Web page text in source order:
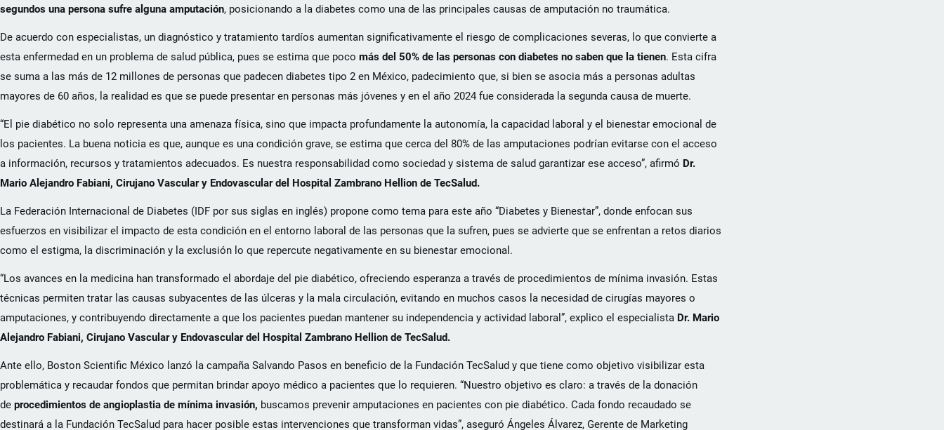
segundos una persona sufre alguna amputación, posicionando a la diabetes como una de las principales causas de amputación no traumática.
De acuerdo con especialistas, un diagnóstico y tratamiento tardíos aumentan significativamente el riesgo de complicaciones severas, lo que convierte a
esta enfermedad en un problema de salud pública, pues se estima que poco más del 50% de las personas con diabetes no saben que la tienen. Esta cifra
se suma a las más de 12 millones de personas que padecen diabetes tipo 2 en México, padecimiento que, si bien se asocia más a personas adultas
mayores de 60 años, la realidad es que se puede presentar en personas más jóvenes y en el año 2024 fue considerada la segunda causa de muerte.
“El pie diabético no solo representa una amenaza física, sino que impacta profundamente la autonomía, la capacidad laboral y el bienestar emocional de
los pacientes. La buena noticia es que, aunque es una condición grave, se estima que cerca del 80% de las amputaciones podrían evitarse con el acceso
a información, recursos y tratamientos adecuados. Es nuestra responsabilidad como sociedad y sistema de salud garantizar ese acceso”, afirmó Dr.
Mario Alejandro Fabiani, Cirujano Vascular y Endovascular del Hospital Zambrano Hellion de TecSalud.
La Federación Internacional de Diabetes (IDF por sus siglas en inglés) propone como tema para este año “Diabetes y Bienestar”, donde enfocan sus
esfuerzos en visibilizar el impacto de esta condición en el entorno laboral de las personas que la sufren, pues se advierte que se enfrentan a retos diarios
como el estigma, la discriminación y la exclusión lo que repercute negativamente en su bienestar emocional.
“Los avances en la medicina han transformado el abordaje del pie diabético, ofreciendo esperanza a través de procedimientos de mínima invasión. Estas
técnicas permiten tratar las causas subyacentes de las úlceras y la mala circulación, evitando en muchos casos la necesidad de cirugías mayores o
amputaciones, y contribuyendo directamente a que los pacientes puedan mantener su independencia y actividad laboral”, explico el especialista Dr. Mario
Alejandro Fabiani, Cirujano Vascular y Endovascular del Hospital Zambrano Hellion de TecSalud.
Ante ello, Boston Scientific México lanzó la campaña Salvando Pasos en beneficio de la Fundación TecSalud y que tiene como objetivo visibilizar esta
problemática y recaudar fondos que permitan brindar apoyo médico a pacientes que lo requieren. “Nuestro objetivo es claro: a través de la donación
de procedimientos de angioplastia de mínima invasión, buscamos prevenir amputaciones en pacientes con pie diabético. Cada fondo recaudado se
destinará a la Fundación TecSalud para hacer posible estas intervenciones que transforman vidas”, aseguró Ángeles Álvarez, Gerente de Marketing